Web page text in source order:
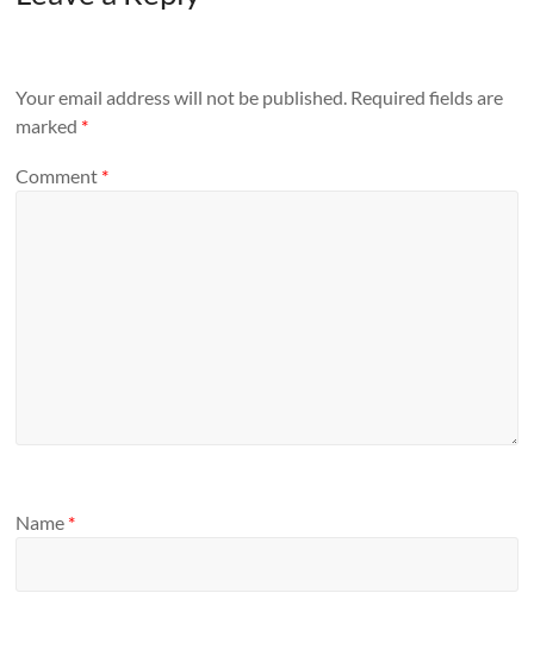
Your email address will not be published. Required fields are
marked *
Comment *
Name *